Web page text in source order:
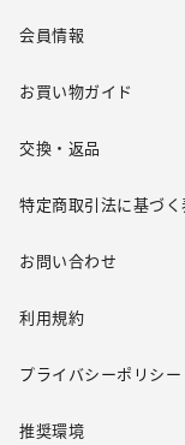
会員情報
お買い物ガイド
交換・返品
特定商取引法に基づく
お問い合わせ
利用規約
プライバシーポリシー
推奨環境